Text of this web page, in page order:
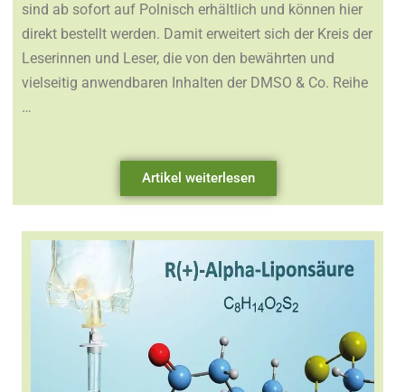
sind ab sofort auf Polnisch erhältlich und können hier
direkt bestellt werden. Damit erweitert sich der Kreis der
Leserinnen und Leser, die von den bewährten und
vielseitig anwendbaren Inhalten der DMSO & Co. Reihe
…
Artikel weiterlesen